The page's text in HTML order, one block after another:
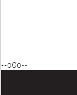
--o0o--